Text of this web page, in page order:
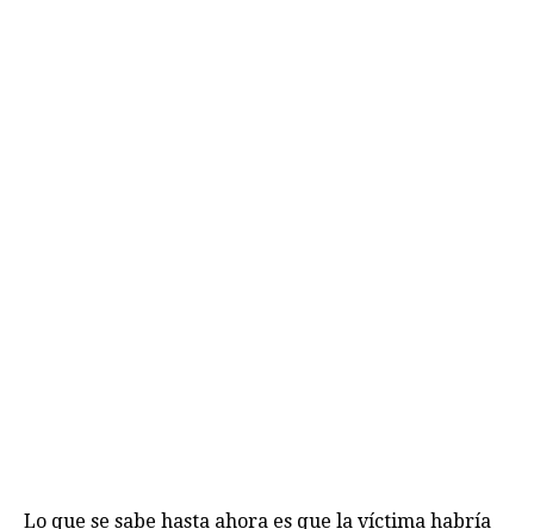
Lo que se sabe hasta ahora es que la víctima habría